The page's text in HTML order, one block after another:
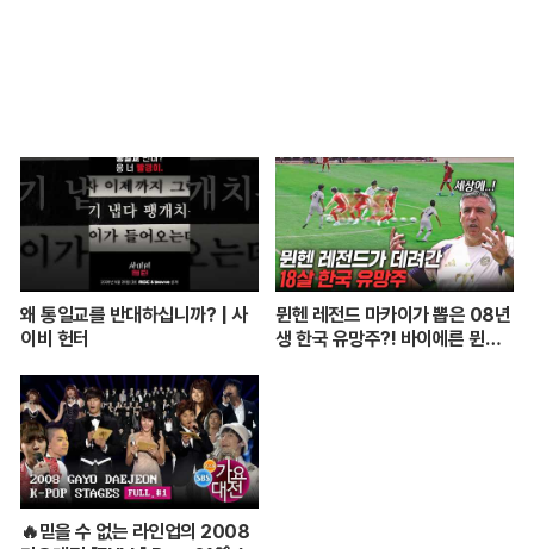
왜 통일교를 반대하십니까? | 사
이비 헌터
뮌헨 레전드 마카이가 뽑은 08년
생 한국 유망주?! 바이에른 뮌헨
🔥믿을 수 없는 라인업의 2008